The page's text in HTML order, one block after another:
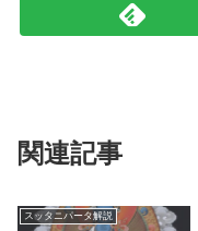
関連記事
スッタニパータ解説